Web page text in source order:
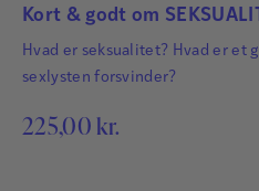
Kort & godt om
Hvad er seksualitet? Hvad er et
sexlysten forsvinder?
225,00 kr.